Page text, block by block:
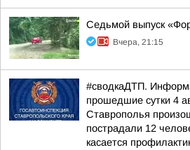
Седьмой выпуск
Вчера, 21:15
#сводкаДТП.
прошедшие сутки 4
Ставрополья
пострадали 12
касается